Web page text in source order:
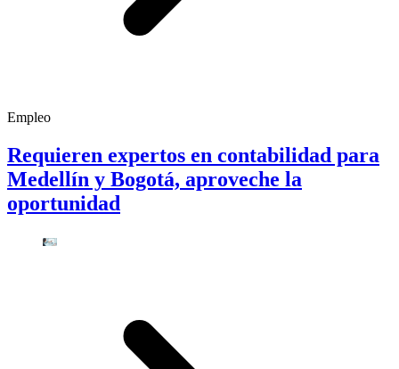
Empleo
Requieren expertos en contabilidad para
Medellín y Bogotá, aproveche la
oportunidad